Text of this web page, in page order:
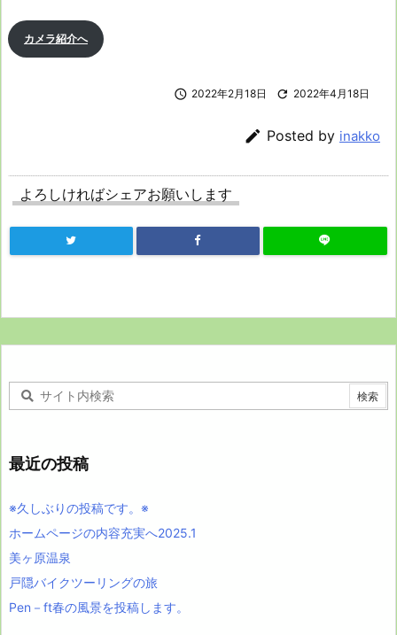
カメラ紹介へ
 2022年2月18日  2022年4月18日
 Posted by inakko
よろしければシェアお願いします
最近の投稿
※久しぶりの投稿です。※
ホームページの内容充実へ2025.1
美ヶ原温泉
戸隠バイクツーリングの旅
Pen－ft春の風景を投稿します。